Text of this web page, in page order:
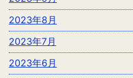
2023年8月
2023年7月
2023年6月